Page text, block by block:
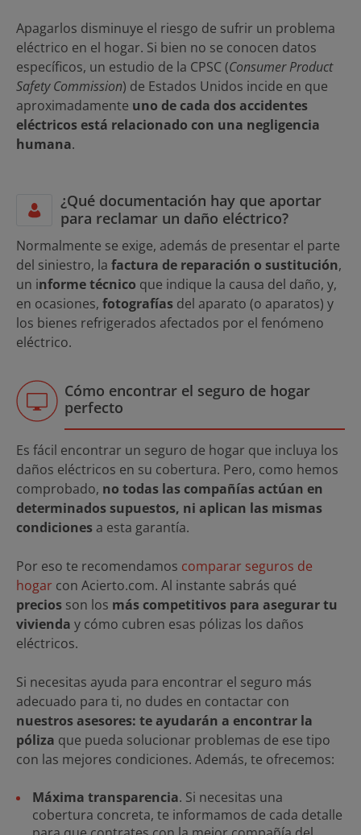
Apagarlos disminuye el riesgo de sufrir un problema
eléctrico en el hogar. Si bien no se conocen datos
específicos, un estudio de la CPSC (Consumer Product
Safety Commission) de Estados Unidos incide en que
aproximadamente uno de cada dos accidentes
eléctricos está relacionado con una negligencia
humana.
¿Qué documentación hay que aportar
para reclamar un daño eléctrico?
Normalmente se exige, además de presentar el parte
del siniestro, la factura de reparación o sustitución,
un informe técnico que indique la causa del daño, y,
en ocasiones, fotografías del aparato (o aparatos) y
los bienes refrigerados afectados por el fenómeno
eléctrico.
Cómo encontrar el seguro de hogar
perfecto
Es fácil encontrar un seguro de hogar que incluya los
daños eléctricos en su cobertura. Pero, como hemos
comprobado, no todas las compañías actúan en
determinados supuestos, ni aplican las mismas
condiciones a esta garantía.
Por eso te recomendamos comparar seguros de
hogar con Acierto.com. Al instante sabrás qué
precios son los más competitivos para asegurar tu
vivienda y cómo cubren esas pólizas los daños
eléctricos.
Si necesitas ayuda para encontrar el seguro más
adecuado para ti, no dudes en contactar con
nuestros asesores: te ayudarán a encontrar la
póliza que pueda solucionar problemas de ese tipo
con las mejores condiciones. Además, te ofrecemos:
Máxima transparencia. Si necesitas una
cobertura concreta, te informamos de cada detalle